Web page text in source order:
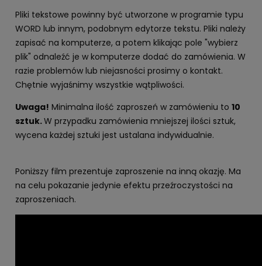
Pliki tekstowe powinny być utworzone w programie typu
WORD lub innym, podobnym edytorze tekstu. Pliki należy
zapisać na komputerze, a potem klikając pole "wybierz
plik" odnaleźć je w komputerze dodać do zamówienia. W
razie problemów lub niejasności prosimy o kontakt.
Chętnie wyjaśnimy wszystkie wątpliwości.
Uwaga! Minimalna ilość zaproszeń w zamówieniu to 10
sztuk.W przypadku zamówienia mniejszej ilości sztuk,
wycena każdej sztuki jest ustalana indywidualnie.
Poniższy film prezentuje zaproszenie na inną okazję. Ma
na celu pokazanie jedynie efektu przeźroczystości na
zaproszeniach.